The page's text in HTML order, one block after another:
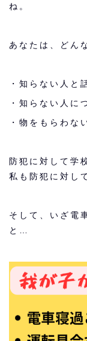
ね。
あなたは、どん
・知らない人と
・知らない人に
・物をもらわな
防犯に対して学
私も防犯に対し
そして、いざ電
と…